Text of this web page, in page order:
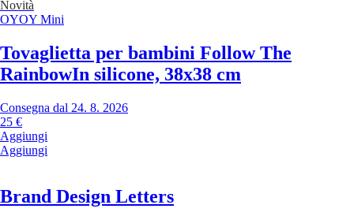
Novità
OYOY Mini
Tovaglietta per bambini Follow The
RainbowIn silicone, 38x38 cm
Consegna dal 24. 8. 2026
25 €
Aggiungi
Aggiungi
Brand Design Letters